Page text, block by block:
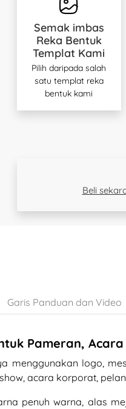
Semak imbas
Reka Bentuk
Templat Kami
Pilih daripada salah
satu templat reka
bentuk kami
Beli
Garis Panduan dan Video
Pameran, Acara
menggunakan logo,
acara korporat,
penuh warna, alas